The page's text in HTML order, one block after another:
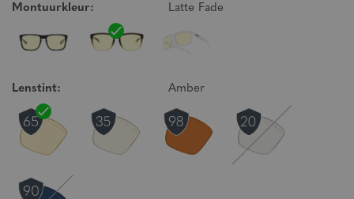
Montuurkleur: Latte Fade
Lenstint: Amber